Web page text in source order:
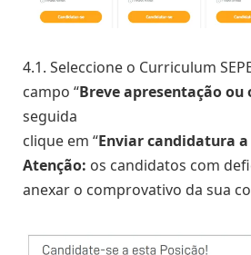
4.1. Seleccione o Curriculum
campo “Breve apresentação ou
seguida
clique em “Enviar candidatura
Atenção: os candidatos com
anexar o comprovativo da sua